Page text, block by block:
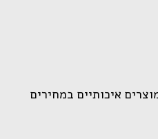
איכותיים במחירים